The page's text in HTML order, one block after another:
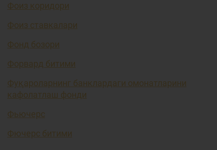
Фоиз коридори
Фоиз ставкалари
Фонд бозори
Форвард битими
Фуқароларнинг банклардаги омонатларини
кафолатлаш фонди
Фьючерс
Фючерс битими